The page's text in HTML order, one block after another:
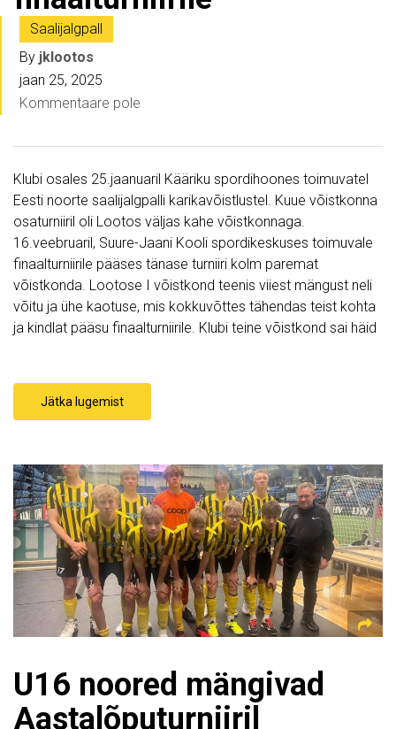
Saalijalgpall
By jklootos
jaan 25, 2025
Kommentaare pole
Klubi osales 25.jaanuaril Kääriku spordihoones toimuvatel
Eesti noorte saalijalgpalli karikavõistlustel. Kuue võistkonna
osaturniiril oli Lootos väljas kahe võistkonnaga.
16.veebruaril, Suure-Jaani Kooli spordikeskuses toimuvale
finaalturniirile pääses tänase turniiri kolm paremat
võistkonda. Lootose I võistkond teenis viiest mängust neli
võitu ja ühe kaotuse, mis kokkuvõttes tähendas teist kohta
ja kindlat pääsu finaalturniirile. Klubi teine võistkond sai häid
Jätka lugemist
U16 noored mängivad
Aastalõputurniiril